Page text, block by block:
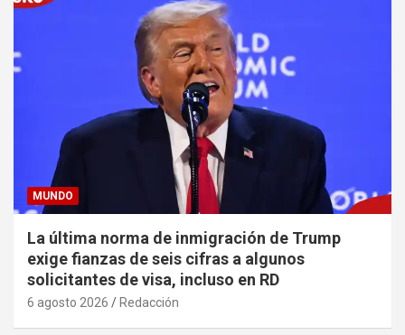
MUNDO
La última norma de inmigración de Trump
exige fianzas de seis cifras a algunos
solicitantes de visa, incluso en RD
6 agosto 2026 Redacción